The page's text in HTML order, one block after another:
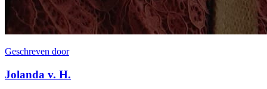
Geschreven door
Jolanda v. H.